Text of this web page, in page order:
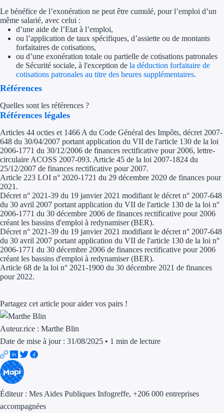
Le bénéfice de l’exonération ne peut être cumulé, pour l’emploi d’un
même salarié, avec celui :
d’une aide de l’Etat à l’emploi,
ou l’application de taux spécifiques, d’assiette ou de montants
forfaitaires de cotisations,
ou d’une exonération totale ou partielle de cotisations patronales
de Sécurité sociale, à l'exception de la déduction forfaitaire de
cotisations patronales au titre des heures supplémentaires.
Références
Quelles sont les références ?
Références légales
Articles 44 octies et 1466 A du Code Général des Impôts, décret 2007-
648 du 30/04/2007 portant application du VII de l'article 130 de la loi
2006-1771 du 30/12/2006 de finances rectificative pour 2006, lettre-
circulaire ACOSS 2007-093. Article 45 de la loi 2007-1824 du
25/12/2007 de finances rectificative pour 2007.
Article 223 LOI n° 2020-1721 du 29 décembre 2020 de finances pour
2021.
Décret n° 2021-39 du 19 janvier 2021 modifiant le décret n° 2007-648
du 30 avril 2007 portant application du VII de l'article 130 de la loi n°
2006-1771 du 30 décembre 2006 de finances rectificative pour 2006
créant les bassins d'emploi à redynamiser (BER).
Décret n° 2021-39 du 19 janvier 2021 modifiant le décret n° 2007-648
du 30 avril 2007 portant application du VII de l'article 130 de la loi n°
2006-1771 du 30 décembre 2006 de finances rectificative pour 2006
créant les bassins d'emploi à redynamiser (BER).
Article 68 de la loi n° 2021-1900 du 30 décembre 2021 de finances
pour 2022.
Partagez cet article pour aider vos pairs !
Auteur.rice : Marthe Blin
Date de mise à jour : 31/08/2025 • 1 min de lecture
Éditeur : Mes Aides Publiques Infogreffe, +206 000 entreprises
accompagnées